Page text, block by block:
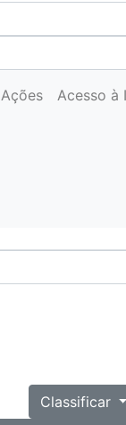
Ações Acesso à
Classificar